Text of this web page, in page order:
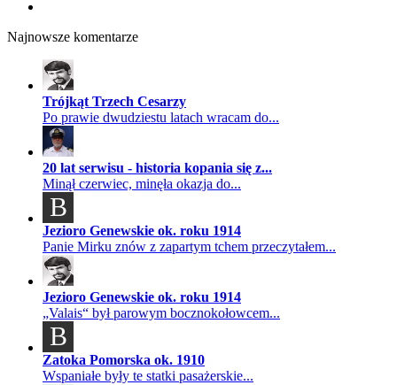
Najnowsze komentarze
Trójkąt Trzech Cesarzy
Po prawie dwudziestu latach wracam do...
20 lat serwisu - historia kopania się z...
Minął czerwiec, minęła okazja do...
B
Jezioro Genewskie ok. roku 1914
Panie Mirku znów z zapartym tchem przeczytałem...
Jezioro Genewskie ok. roku 1914
„Valais“ był parowym bocznokołowcem...
B
Zatoka Pomorska ok. 1910
Wspaniałe były te statki pasażerskie...